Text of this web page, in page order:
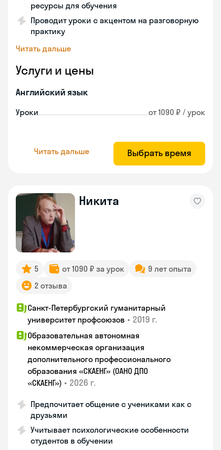
ресурсы для обучения
Проводит уроки с акцентом на разговорную
практику
Читать дальше
Услуги и цены
Английский язык
Уроки от 1090 ₽ / урок
Читать дальше Выбрать время
Никита
5 от 1090 ₽ за урок
9 лет опыта
2 отзыва
Санкт-Петербургский гуманитарный
университет профсоюзов • 2019 г.
Образовательная автономная
некоммерческая организация
дополнительного профессионального
образования «СКАЕНГ» (ОАНО ДПО
«СКАЕНГ») • 2026 г.
Предпочитает общение с учениками как с
друзьями
Учитывает психологические особенности
студентов в обучении